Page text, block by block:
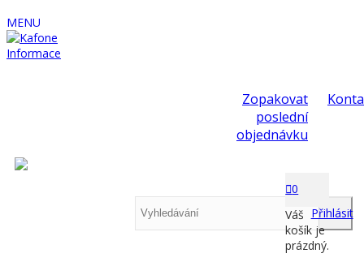
MENU
Informace
Zopakovat
poslední
objednávku
0
Váš
košík je
prázdný.
Přihlásit